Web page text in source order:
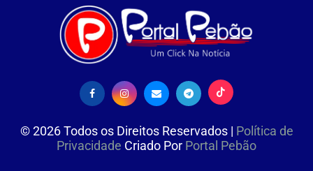
©2026Todos os Direitos Reservados | Política de
Privacidade Criado Por Portal Pebão